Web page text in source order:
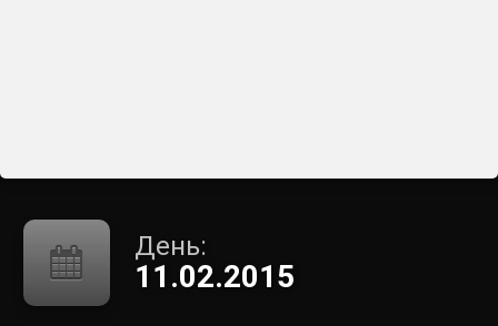
День:
11.02.2015